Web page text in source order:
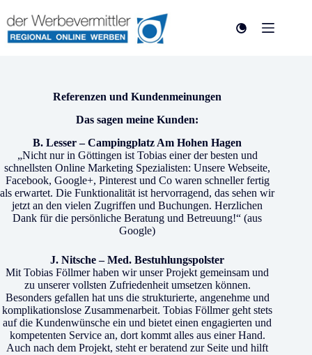
Referenzen und Kundenmeinungen
Das sagen meine Kunden:
B. Lesser – Campingplatz Am Hohen Hagen
„Nicht nur in Göttingen ist Tobias einer der besten und
schnellsten Online Marketing Spezialisten: Unsere Webseite,
Facebook, Google+, Pinterest und Co waren schneller fertig
als erwartet. Die Funktionalität ist hervorragend, das sehen wir
jetzt an den vielen Zugriffen und Buchungen. Herzlichen
Dank für die persönliche Beratung und Betreuung!“ (aus
Google)
J. Nitsche – Med. Bestuhlungspolster
Mit Tobias Föllmer haben wir unser Projekt gemeinsam und
zu unserer vollsten Zufriedenheit umsetzen können.
Besonders gefallen hat uns die strukturierte, angenehme und
komplikationslose Zusammenarbeit. Tobias Föllmer geht stets
auf die Kundenwünsche ein und bietet einen engagierten und
kompetenten Service an, dort kommt alles aus einer Hand.
Auch nach dem Projekt, steht er beratend zur Seite und hilft